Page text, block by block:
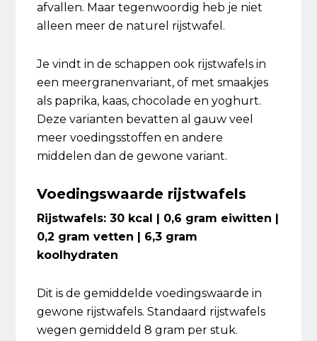
afvallen. Maar tegenwoordig heb je niet
alleen meer de naturel rijstwafel.
Je vindt in de schappen ook rijstwafels in
een meergranenvariant, of met smaakjes
als paprika, kaas, chocolade en yoghurt.
Deze varianten bevatten al gauw veel
meer voedingsstoffen en andere
middelen dan de gewone variant.
Voedingswaarde rijstwafels
Rijstwafels: 30 kcal | 0,6 gram eiwitten |
0,2 gram vetten | 6,3 gram
koolhydraten
Dit is de gemiddelde voedingswaarde in
gewone rijstwafels. Standaard rijstwafels
wegen gemiddeld 8 gram per stuk.